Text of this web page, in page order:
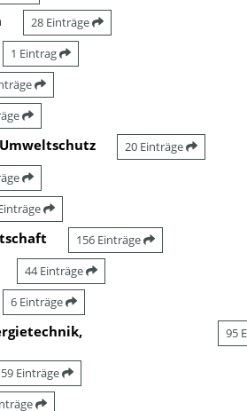
28 Einträge
1 Eintrag
20 Einträge
156 Einträge
44 Einträge
6 Einträge
95
59 Einträge